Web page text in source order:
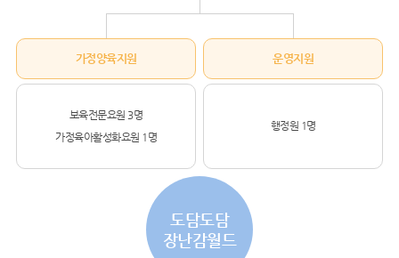
가정양육지원
보육전문요원 3명
가정육아활성화요원 1명
운영지원
행정원 1명
도담도담
장난감월드